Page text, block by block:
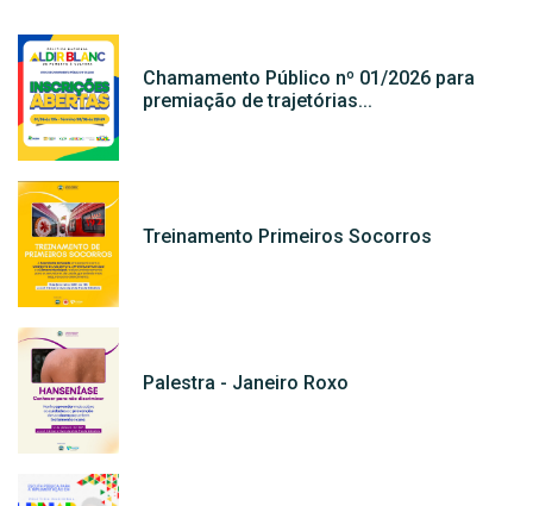
Chamamento Público nº 01/2026 para
premiação de trajetórias...
Treinamento Primeiros Socorros
Palestra - Janeiro Roxo